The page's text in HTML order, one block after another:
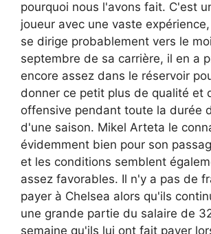
pourquoi nous l'avons fait. C'est
joueur avec une vaste
se dirige probablement vers le
septembre de sa carrière, il en a
encore assez dans le réservoir
donner ce petit plus de qualité et
offensive pendant toute la durée
d'une saison. Mikel Arteta le
évidemment bien pour son
et les conditions semblent
assez favorables. Il n'y a pas de
payer à Chelsea alors qu'ils
une grande partie du salaire de
semaine qu'ils lui ont fait payer